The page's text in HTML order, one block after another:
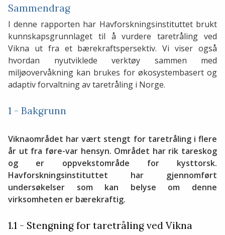
Sammendrag
I denne rapporten har Havforskningsinstituttet brukt
kunnskapsgrunnlaget til å vurdere taretråling ved
Vikna ut fra et bærekraftspersektiv. Vi viser også
hvordan nyutviklede verktøy sammen med
miljøovervåkning kan brukes for økosystembasert og
adaptiv forvaltning av taretråling i Norge.
1 - Bakgrunn
Viknaområdet har vært stengt for taretråling i flere
år ut fra føre-var hensyn. Området har rik tareskog
og er oppvekstområde for kysttorsk.
Havforskningsinstituttet har gjennomført
undersøkelser som kan belyse om denne
virksomheten er bærekraftig.
1.1 - Stengning for taretråling ved Vikna